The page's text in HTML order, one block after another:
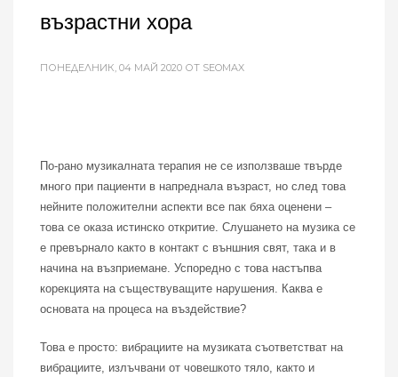
възрастни хора
ПОНЕДЕЛНИК, 04 МАЙ 2020 ОТ SEOMAX
По-рано музикалната терапия не се използваше твърде
много при пациенти в напреднала възраст, но след това
нейните положителни аспекти все пак бяха оценени –
това се оказа истинско откритие. Слушането на музика се
е превърнало както в контакт с външния свят, така и в
начина на възприемане. Успоредно с това настъпва
корекцията на съществуващите нарушения. Каква е
основата на процеса на въздействие?
Това е просто: вибрациите на музиката съответстват на
вибрациите, излъчвани от човешкото тяло, както и